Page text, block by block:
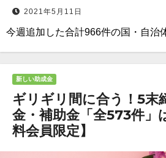
2021年5月11日
今週追加した合計966件の国・自治
新しい助成金
ギリギリ間に合う！5末
金・補助金「全573件」
料会員限定】